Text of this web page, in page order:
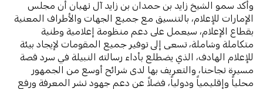
وأكد سمو الشيخ زايد بن حمدان بن زايد آل نهيان أن مجلس
الإمارات للإعلام، بالتنسيق مع جميع الجهات والأطراف المعنية
بقطاع الإعلام، سيعمل على دعم منظومة إعلامية وطنية
متكاملة وشاملة، تسعى إلى توفير جميع المقومات لإيجاد بيئة
للإعلام الهادف، الذي يضطلع بأداء رسالته النبيلة في سرد قصة
مسيرة نجاحنا، والتعريف بها لدى شرائح أوسع من الجمهور
محلياً وإقليمياً ودولياً، فضلاً عن دعم جهود نشر المعرفة ورفع